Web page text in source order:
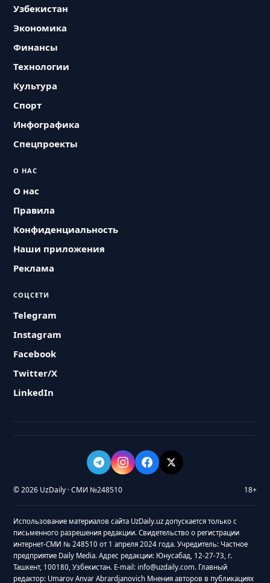
Узбекистан
Экономика
Финансы
Технологии
Культура
Спорт
Инфографика
Спецпроекты
О НАС
О нас
Правила
Конфиденциальность
Наши приложения
Реклама
СОЦСЕТИ
Telegram
Instagram
Facebook
Twitter/X
LinkedIn
© 2026 UzDaily · СМИ №248510 18+
Использование материалов сайта UzDaily.uz допускается только с
письменного разрешения редакции. Свидетельство о регистрации
интернет-СМИ № 248510 от 1 апреля 2024 года. Учредитель: Частное
предприятие Daily Media. Адрес редакции: Юнусабад, 12-27-73, г.
Ташкент, 100180, Узбекистан. E-mail: info@uzdaily.com. Главный
редактор: Umarov Anvar Abrardjanovich Мнения авторов в публикациях